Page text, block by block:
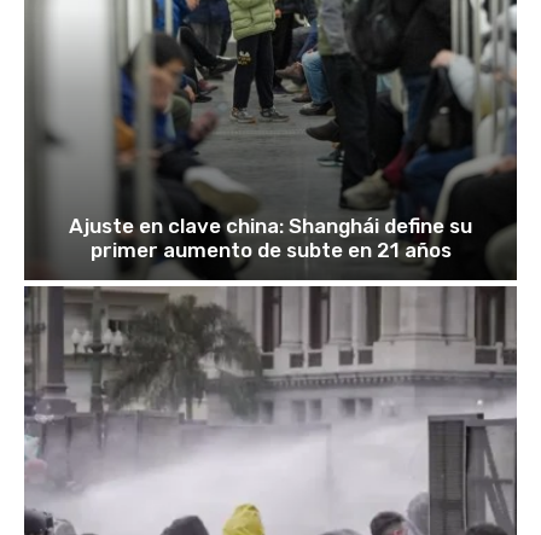
Ajuste en clave china: Shanghái define su
primer aumento de subte en 21 años